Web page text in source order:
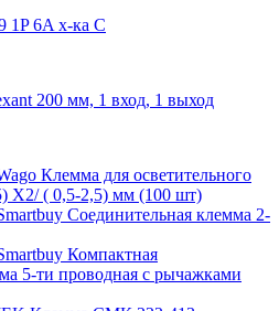
6A х-ка C
200 мм, 1 вход, 1 выход
Клемма для осветительного
X2/ ( 0,5-2,5) мм (100 шт)
Соединительная клемма 2-
Компактная
5-ти проводная с рычажками